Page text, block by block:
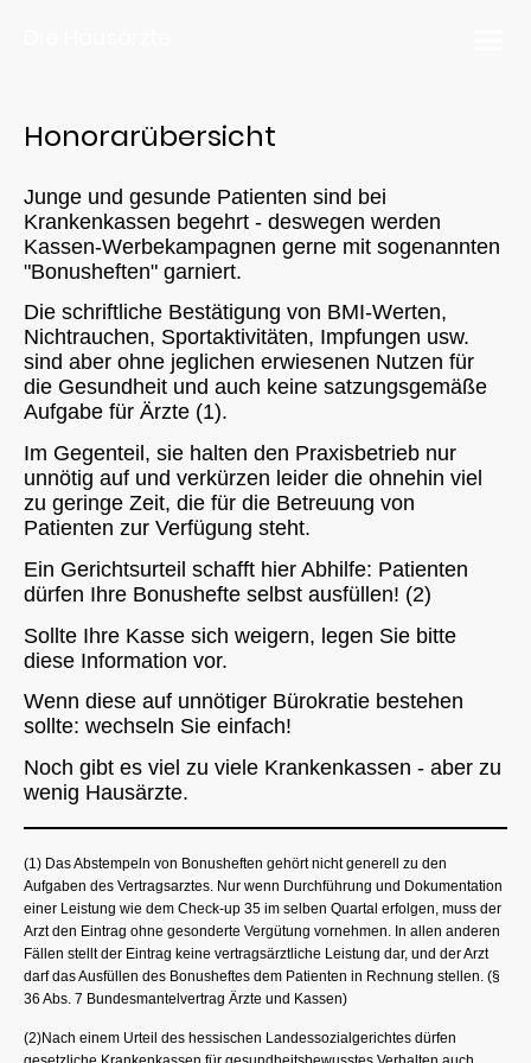
Honorarübersicht
Junge und gesunde Patienten sind bei
Krankenkassen begehrt - deswegen werden
Kassen-Werbekampagnen gerne mit sogenannten
"Bonusheften" garniert.
Die schriftliche Bestätigung von BMI-Werten,
Nichtrauchen, Sportaktivitäten, Impfungen usw.
sind aber ohne jeglichen erwiesenen Nutzen für
die Gesundheit und auch keine satzungsgemäße
Aufgabe für Ärzte (1).
Im Gegenteil, sie halten den Praxisbetrieb nur
unnötig auf und verkürzen leider die ohnehin viel
zu geringe Zeit, die für die Betreuung von
Patienten zur Verfügung steht.
Ein Gerichtsurteil schafft hier Abhilfe: Patienten
dürfen Ihre Bonushefte selbst ausfüllen! (2)
Sollte Ihre Kasse sich weigern, legen Sie bitte
diese Information vor.
Wenn diese auf unnötiger Bürokratie bestehen
sollte: wechseln Sie einfach!
Noch gibt es viel zu viele Krankenkassen - aber zu
wenig Hausärzte.
(1) Das Abstempeln von Bonusheften gehört nicht generell zu den
Aufgaben des Vertragsarztes. Nur wenn Durchführung und Dokumentation
einer Leistung wie dem Check-up 35 im selben Quartal erfolgen, muss der
Arzt den Eintrag ohne gesonderte Vergütung vornehmen. In allen anderen
Fällen stellt der Eintrag keine vertragsärztliche Leistung dar, und der Arzt
darf das Ausfüllen des Bonusheftes dem Patienten in Rechnung stellen. (§
36 Abs. 7 Bundesmantelvertrag Ärzte und Kassen)
(2)Nach einem Urteil des hessischen Landessozialgerichtes dürfen